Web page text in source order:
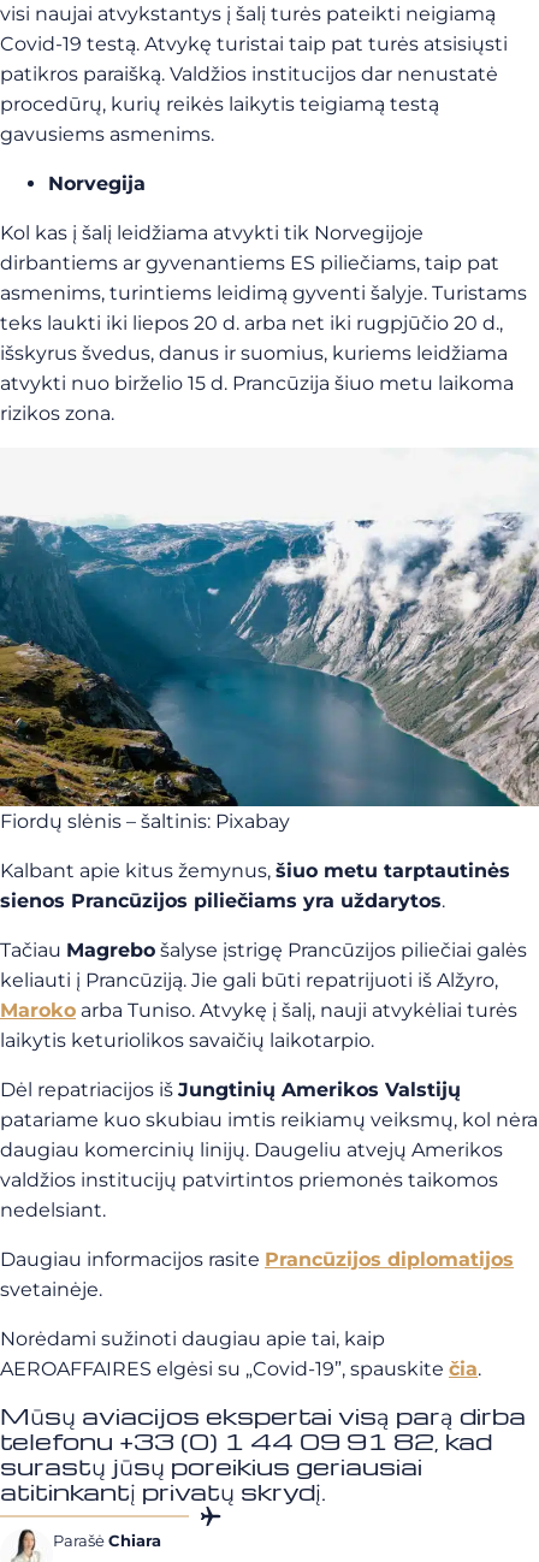
visi naujai atvykstantys į šalį turės pateikti neigiamą
Covid-19 testą. Atvykę turistai taip pat turės atsisiųsti
patikros paraišką. Valdžios institucijos dar nenustatė
procedūrų, kurių reikės laikytis teigiamą testą
gavusiems asmenims.
Norvegija
Kol kas į šalį leidžiama atvykti tik Norvegijoje
dirbantiems ar gyvenantiems ES piliečiams, taip pat
asmenims, turintiems leidimą gyventi šalyje. Turistams
teks laukti iki liepos 20 d. arba net iki rugpjūčio 20 d.,
išskyrus švedus, danus ir suomius, kuriems leidžiama
atvykti nuo birželio 15 d. Prancūzija šiuo metu laikoma
rizikos zona.
Fiordų slėnis – šaltinis: Pixabay
Kalbant apie kitus žemynus, šiuo metu tarptautinės
sienos Prancūzijos piliečiams yra uždarytos.
Tačiau Magrebo šalyse įstrigę Prancūzijos piliečiai galės
keliauti į Prancūziją. Jie gali būti repatrijuoti iš Alžyro,
Maroko arba Tuniso. Atvykę į šalį, nauji atvykėliai turės
laikytis keturiolikos savaičių laikotarpio.
Dėl repatriacijos iš Jungtinių Amerikos Valstijų
patariame kuo skubiau imtis reikiamų veiksmų, kol nėra
daugiau komercinių linijų. Daugeliu atvejų Amerikos
valdžios institucijų patvirtintos priemonės taikomos
nedelsiant.
Daugiau informacijos rasite Prancūzijos diplomatijos
svetainėje.
Norėdami sužinoti daugiau apie tai, kaip
AEROAFFAIRES elgėsi su „Covid-19”, spauskite čia.
Mūsų aviacijos ekspertai visą parą dirba
telefonu +33 (0) 1 44 09 91 82, kad
surastų jūsų poreikius geriausiai
atitinkantį privatų skrydį.
ParašėChiara